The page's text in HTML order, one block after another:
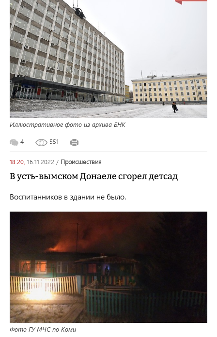
Иллюстративное фото из архива БНК
4 551
18:20, 16.11.2022 / происшествия
В усть-вымском Донаеле сгорел детсад
Воспитанников в здании не было.
Фото ГУ МЧС по Коми